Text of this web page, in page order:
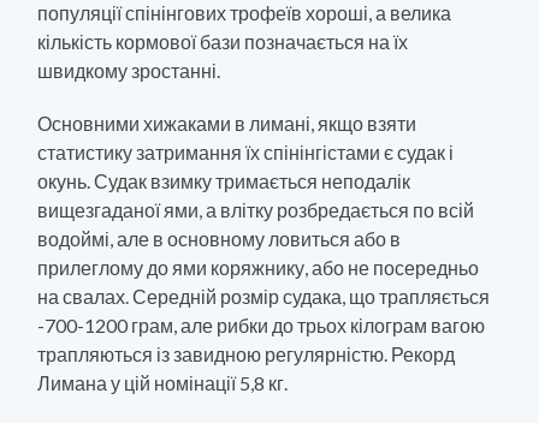
популяції спінінгових трофеїв хороші, а велика
кількість кормової бази позначається на їх
швидкому зростанні.
Основними хижаками в лимані, якщо взяти
статистику затримання їх спінінгістами є судак і
окунь. Судак взимку тримається неподалік
вищезгаданої ями, а влітку розбредається по всій
водоймі, але в основному ловиться або в
прилеглому до ями коряжнику, або не посередньо
на свалах. Середній розмір судака, що трапляється
-700-1200 грам, але рибки до трьох кілограм вагою
трапляються із завидною регулярністю. Рекорд
Лимана у цій номінації 5,8 кг.